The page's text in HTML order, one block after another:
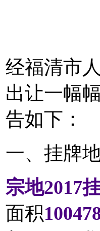
经福清市
出让一幅
告如下：
一、挂牌
宗地2017
面积